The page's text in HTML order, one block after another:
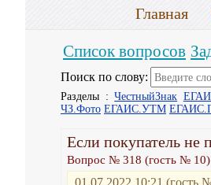
Главная
Список вопросов
Поиск по слову:
Разделы :ЧестныйЗнак
ЧЗ.Фото ЕГАИС.УТМ
Если покупатель не
Вопрос № 318 (гость № 10)
01.07.2022 10:21 (гость